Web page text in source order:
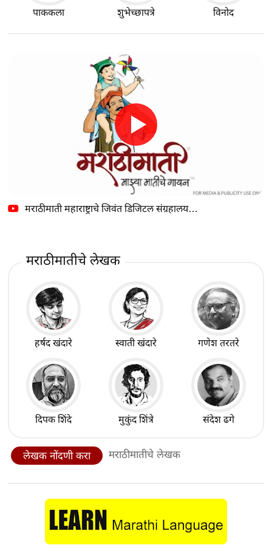
पाककला शुभेच्छापत्रे विनोद
मराठीमाती महाराष्ट्राचे जिवंत डिजिटल संग्रहालय…
मराठीमातीचे लेखक
हर्षद खंदारे स्वाती खंदारे गणेश तरतरे
दिपक शिंदे मुकुंद शिंत्रे संदेश ढगे
लेखक नोंदणी करा मराठीमातीचे लेखक